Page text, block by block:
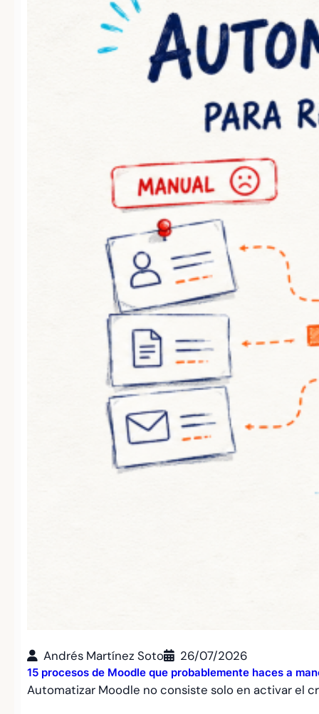
Andrés Martínez Soto 26/07/2026
15 procesos de Moodle que probablemente haces a
Automatizar Moodle no consiste solo en activar el